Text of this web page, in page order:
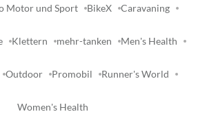
Motor und Sport BikeX Caravaning
Klettern mehr-tanken Men's Health
Outdoor Promobil Runner's World
Women's Health